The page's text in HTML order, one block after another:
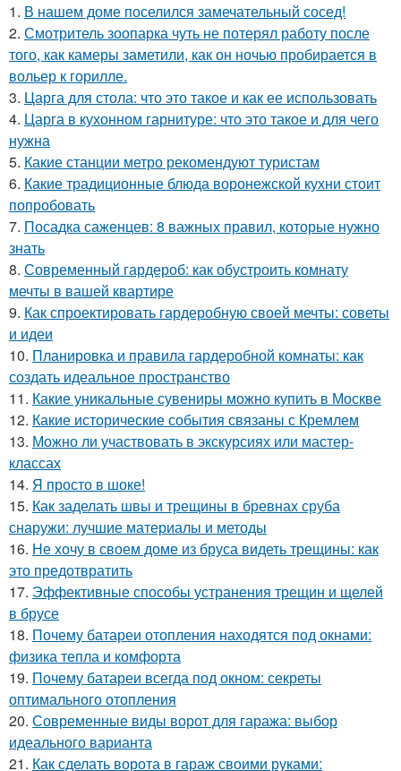
1. В нашем доме поселился замечательный сосед!
2. Смотритель зоопарка чуть не потерял работу после
того, как камеры заметили, как он ночью пробирается в
вольер к горилле.
3. Царга для стола: что это такое и как ее использовать
4. Царга в кухонном гарнитуре: что это такое и для чего
нужна
5. Какие станции метро рекомендуют туристам
6. Какие традиционные блюда воронежской кухни стоит
попробовать
7. Посадка саженцев: 8 важных правил, которые нужно
знать
8. Современный гардероб: как обустроить комнату
мечты в вашей квартире
9. Как спроектировать гардеробную своей мечты: советы
и идеи
10. Планировка и правила гардеробной комнаты: как
создать идеальное пространство
11. Какие уникальные сувениры можно купить в Москве
12. Какие исторические события связаны с Кремлем
13. Можно ли участвовать в экскурсиях или мастер-
классах
14. Я просто в шоке!
15. Как заделать швы и трещины в бревнах сруба
снаружи: лучшие материалы и методы
16. Не хочу в своем доме из бруса видеть трещины: как
это предотвратить
17. Эффективные способы устранения трещин и щелей
в брусе
18. Почему батареи отопления находятся под окнами:
физика тепла и комфорта
19. Почему батареи всегда под окном: секреты
оптимального отопления
20. Современные виды ворот для гаража: выбор
идеального варианта
21. Как сделать ворота в гараж своими руками: